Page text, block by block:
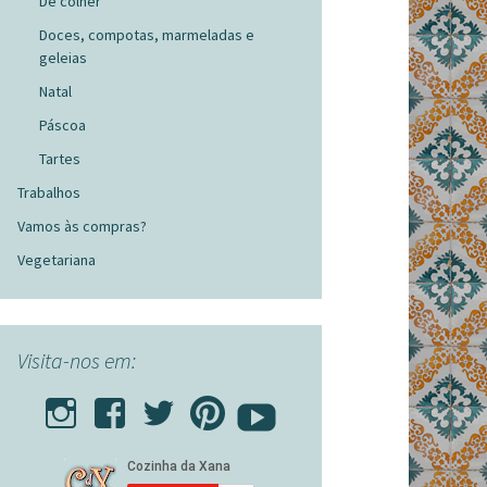
Doces, compotas, marmeladas e
geleias
Natal
Páscoa
Tartes
Trabalhos
Vamos às compras?
Vegetariana
Visita-nos em: